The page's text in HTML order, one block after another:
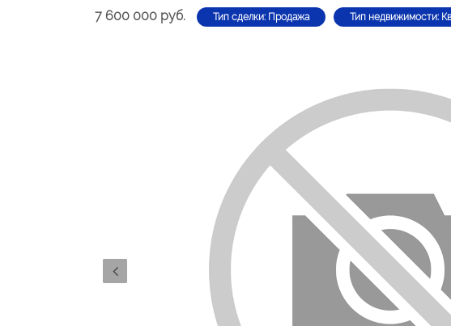
7 600 000 руб. Тип сделки: Продажа Тип недвижимости: